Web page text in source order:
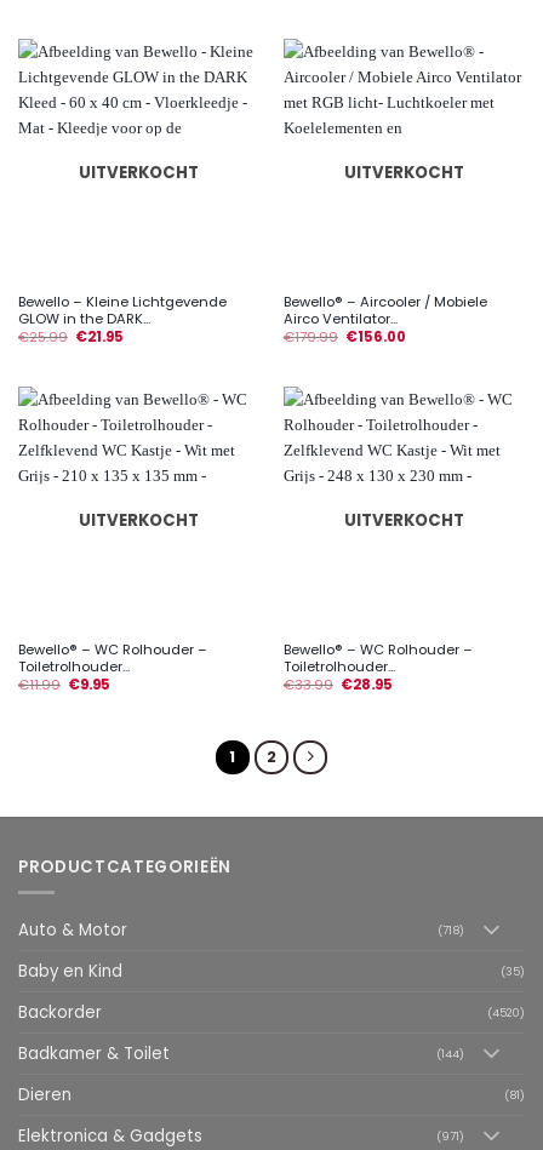
UITVERKOCHT
Bewello – Kleine Lichtgevende
GLOW in the DARK...
€25.99 €21.95
UITVERKOCHT
Bewello® – Aircooler / Mobiele
Airco Ventilator...
€179.99 €156.00
UITVERKOCHT
Bewello® – WC Rolhouder –
Toiletrolhouder...
€11.99 €9.95
UITVERKOCHT
Bewello® – WC Rolhouder –
Toiletrolhouder...
€33.99 €28.95
1 2
PRODUCTCATEGORIEËN
Auto & Motor (718)
Baby en Kind (35)
Backorder (4520)
Badkamer & Toilet (144)
Dieren (81)
Elektronica & Gadgets (971)